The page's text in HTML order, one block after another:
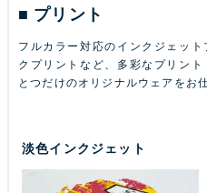
プリント
フルカラー対応のインクジェッ
クプリントなど、多彩なプリン
とつだけのオリジナルウェアをお
淡色インクジェット